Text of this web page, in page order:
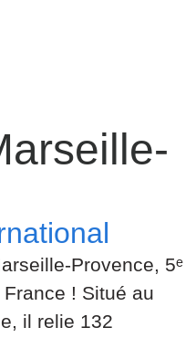
Provence, 5ᵉ
! Situé au
il relie 132